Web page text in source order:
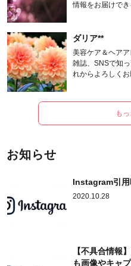
情報をお届けで
ダリア**
美容ケア＆ヘア
雑誌、SNSで知
れからよろしく
も
お知らせ
Instagram引用
2020.10.28
【不具合情報
も画像やキャ